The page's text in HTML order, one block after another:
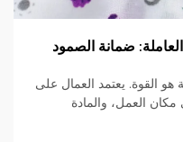
ضمانة الصمود
هو القوة. يعتمد العمال على
العمل، والمادة